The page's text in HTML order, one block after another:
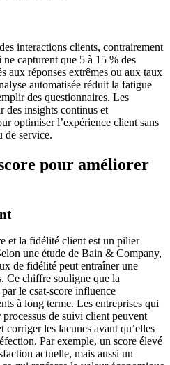
interactions clients, contrairement
capturent que 5 à 15 % des
aux réponses extrêmes ou aux taux
automatisée réduit la fatigue
des questionnaires. Les
des insights continus et
optimiser l’expérience client sans
de service.
pour améliorer
et la fidélité client est un pilier
une étude de Bain & Company,
de fidélité peut entraîner une
Ce chiffre souligne que la
le csat-score influence
à long terme. Les entreprises qui
de suivi client peuvent
les lacunes avant qu’elles
Par exemple, un score élevé
actuelle, mais aussi un